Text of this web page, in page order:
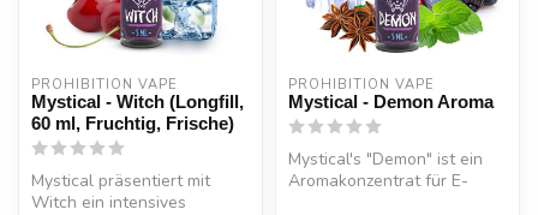
PROHIBITION VAPE
Mystical - Witch (Longfill,
60 ml, Fruchtig, Frische)
Mystical präsentiert mit
Witch ein intensives
PROHIBITION VAPE
Mystical - Demon Aroma
Mystical's "Demon" ist ein
Aromakonzentrat für E-